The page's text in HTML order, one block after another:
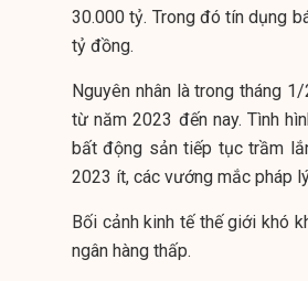
30.000 tỷ. Trong đó tín dụng
tỷ đồng.
Nguyên nhân là trong tháng
từ năm 2023 đến nay. Tình
bất động sản tiếp tục trầm
2023 ít, các vướng mắc pháp
Bối cảnh kinh tế thế giới khó
ngân hàng thấp.